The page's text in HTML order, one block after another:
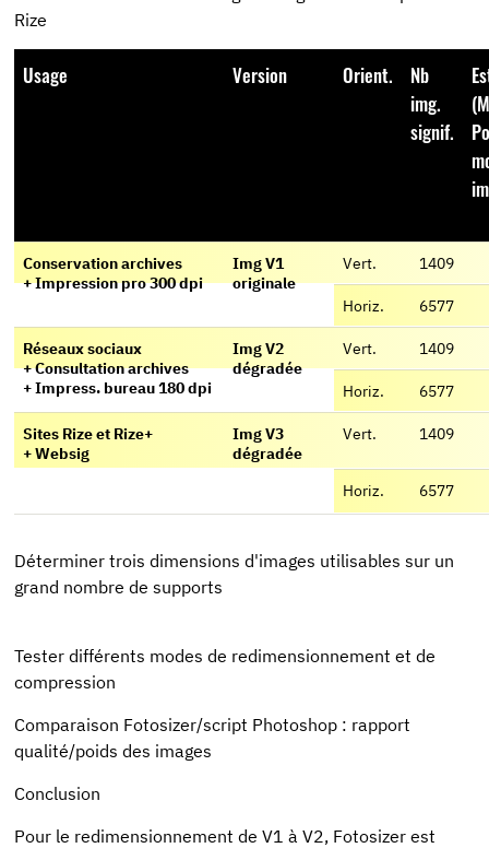
Rize
Usage Version Orient.
Nb
img.
signif.
Conservation archives
+ Impression pro 300 dpi
Img V1
originale
Vert. 1409
Horiz. 6577
Réseaux sociaux
+ Consultation archives
+ Impress. bureau 180 dpi
Img V2
dégradée
Vert. 1409
Horiz. 6577
Sites Rize et Rize+
+ Websig
Img V3
dégradée
Vert. 1409
Horiz. 6577
Déterminer trois dimensions d'images utilisables sur un
grand nombre de supports
Tester différents modes de redimensionnement et de
compression
Comparaison Fotosizer/script Photoshop : rapport
qualité/poids des images
Conclusion
Pour le redimensionnement de V1 à V2, Fotosizer est